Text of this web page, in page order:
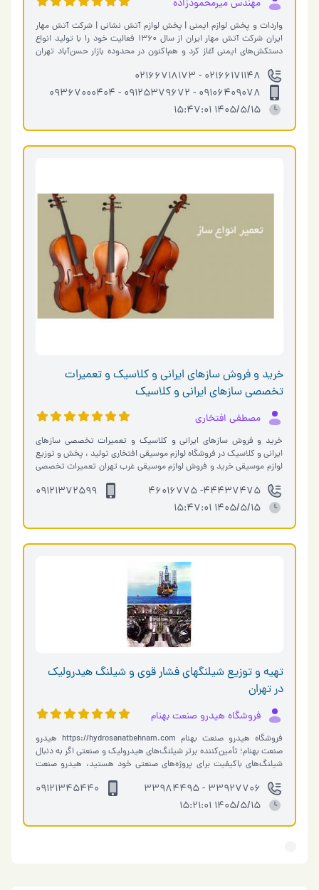
مهندس میرمحمودزاده
واردات و پخش لوازم ایمنی | پخش لوازم آتش نشانی | شرکت آتش مهار
ایران شرکت آتش مهار ایران از سال ۱۳۶۰ فعالیت خود را با تولید انواع
دستکش‌های ایمنی آغاز کرد و هم‌اکنون در محدوده بازار حسن‌آباد تهران
02166171148 - 02166718173
09106409078 - 09125379672 - 09367000404
1405/5/15 15:47:01
خرید و فروش سازهای ایرانی و کلاسیک و تعمیرات
تخصصی سازهای ایرانی و کلاسیک
مصطفی افتخاری
خرید و فروش سازهای ایرانی و کلاسیک و تعمیرات تخصصی سازهای
ایرانی و کلاسیک در فروشگاه لوازم موسیقی افتخاری تولید ، پخش و توزیع
لوازم موسیقی خرید و فروش لوازم موسیقی غرب تهران تعمیرات تخصصی
44437475- 46016775
09121372599
1405/5/15 15:47:01
تهیه و توزیع شیلنگهای فشار قوی و شیلنگ هیدرولیک
در تهران
فروشگاه هیدرو صنعت بهنام
فروشگاه هیدرو صنعت بهنام https://hydrosanatbehnam.com هیدرو
صنعت بهنام؛ تأمین‌کننده برتر شیلنگ‌های هیدرولیک و صنعتی اگر به دنبال
شیلنگ‌های باکیفیت برای پروژه‌های صنعتی خود هستید، هیدرو صنعت
33927706 - 33984495
09121345440
1405/5/15 15:21:01